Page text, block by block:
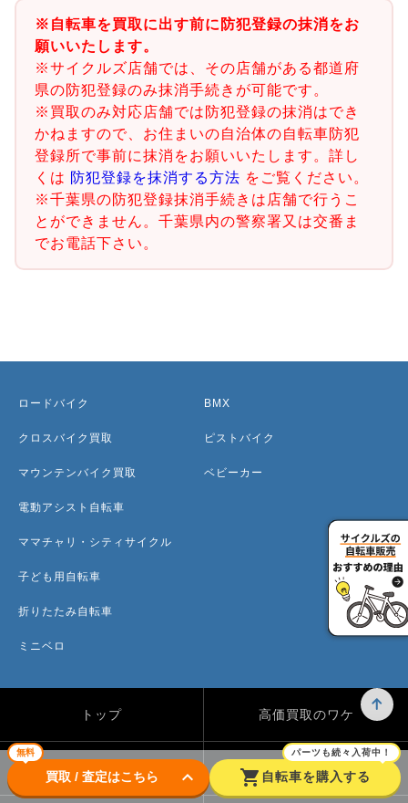
※自転車を買取に出す前に防犯登録の抹消をお
願いいたします。
※サイクルズ店舗では、その店舗がある都道府
県の防犯登録のみ抹消手続きが可能です。
※買取のみ対応店舗では防犯登録の抹消はでき
かねますので、お住まいの自治体の自転車防犯
登録所で事前に抹消をお願いいたします。詳し
くは 防犯登録を抹消する方法 をご覧ください。
※千葉県の防犯登録抹消手続きは店舗で行うこ
とができません。千葉県内の警察署又は交番ま
でお電話下さい。
無料
買取 / 査定はこちら keyboard_arrow_down shopping_cart
パーツも続々入荷中！
自転車を購入する
ロードバイク
クロスバイク買取
マウンテンバイク買取
電動アシスト自転車
ママチャリ・シティサイクル
子ども用自転車
折りたたみ自転車
ミニベロ
BMX
ピストバイク
ベビーカー
トップ 高価買取のワケ
買取方法 買取カテゴリー